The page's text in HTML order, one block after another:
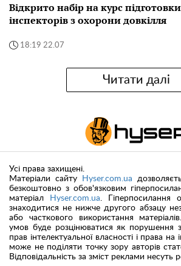
Відкрито набір на курс
інспекторів з охорони довкілля
18:19 22.07
Читати далі
Усі права захищені.
Матеріали сайту
Hyser.com.ua
безкоштовно з обов'язковим
матеріал
Hyser.com.ua. Гіперпосилання
знаходитися не нижче другого абзацу
або часткового використання
умов буде розцінюватися як порушення
прав інтелектуальної власності і права на
може не поділяти точку зору авторів
Відповідальність за зміст реклами несуть